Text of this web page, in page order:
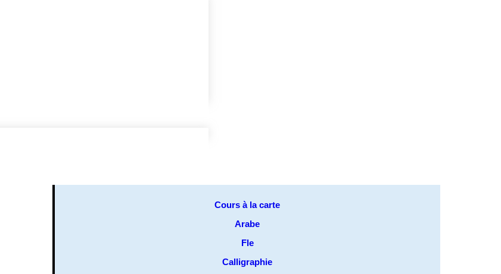
Cours à la carte
Arabe
Fle
Calligraphie